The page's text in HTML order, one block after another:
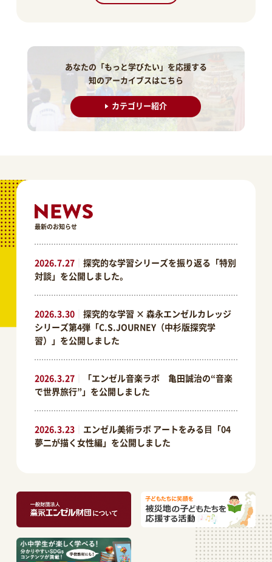
あなたの「もっと学びたい」を応援する
知のアーカイブスはこちら
カテゴリー紹介
最新のお知らせ
2026.7.27｜ 探究的な学習シリーズを振り返る「特別
対談」を公開しました。
2026.3.30｜ 探究的な学習 × 森永エンゼルカレッジ
シリーズ第4弾「C.S.JOURNEY（中杉版探究学
習）」を公開しました
2026.3.27｜
「エンゼル音楽ラボ 亀田誠治の“音楽
で世界旅行”」を公開しました
2026.3.23｜ エンゼル美術ラボ アートをみる⽬「04
夢二が描く女性編」を公開しました